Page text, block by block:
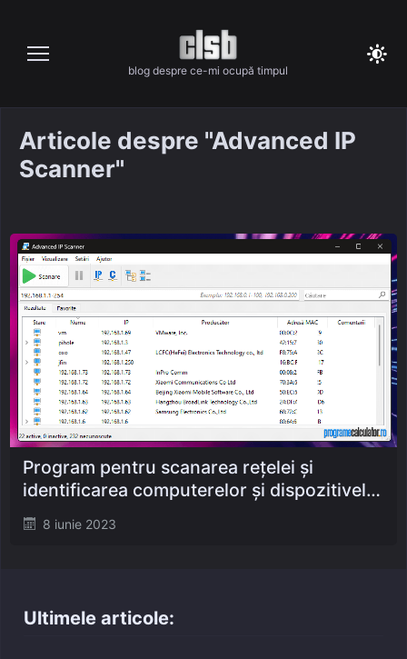
content
blog despre ce-mi ocupă timpul
Articole despre "Advanced IP
Scanner"
Posted
8 iunie 2023
Program pentru scanarea rețelei și
identificarea computerelor și dispozitivelor
conectate la aceasta
Ultimele articole: